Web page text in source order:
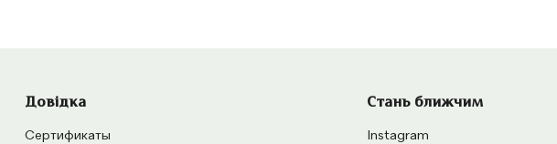
Довідка
Сертификаты
Стань ближчим
Instagram